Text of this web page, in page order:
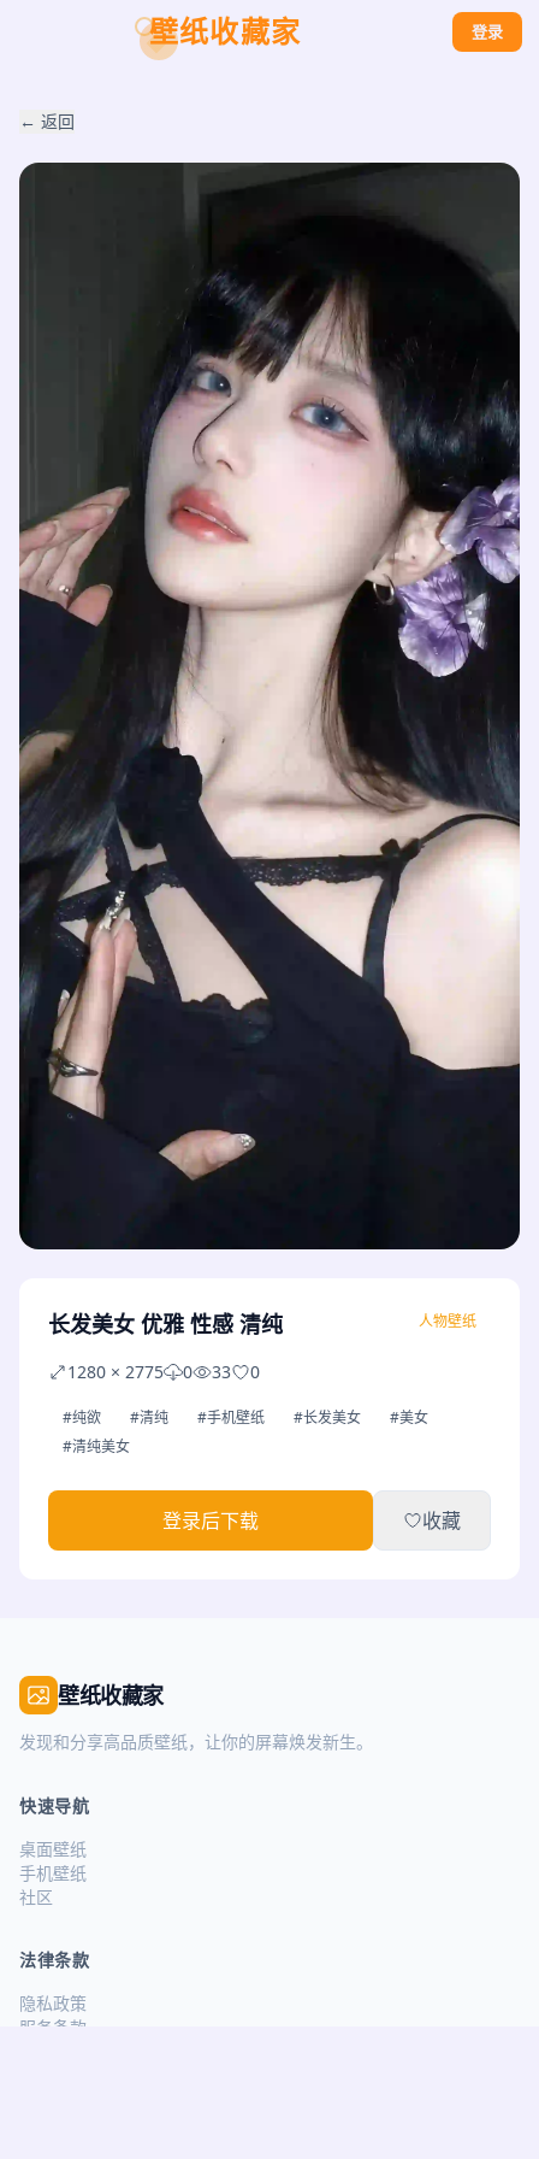
壁纸收藏家 登录
← 返回
长发美女 优雅 性感 清纯 人物壁纸
1280 × 2775 0 33 0
#纯欲 #清纯 #手机壁纸 #长发美女
#美女
#清纯美女
登录后下载 收藏
壁纸收藏家
发现和分享高品质壁纸，让你的屏幕焕发新生。
快速导航
桌面壁纸
手机壁纸
社区
法律条款
隐私政策
服务条款